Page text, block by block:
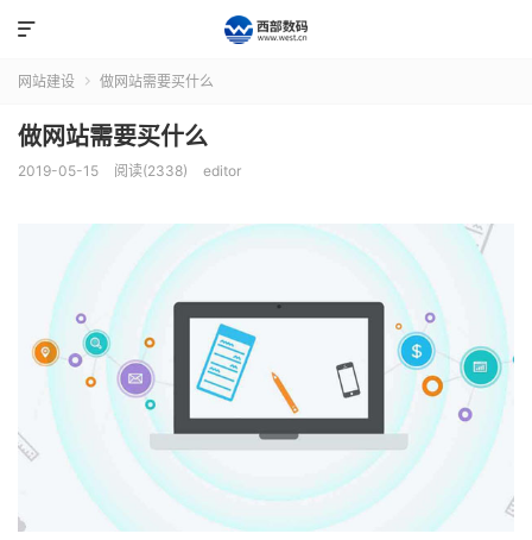

网站建设  做网站需要买什么
做网站需要买什么
2019-05-15 阅读(2338) editor